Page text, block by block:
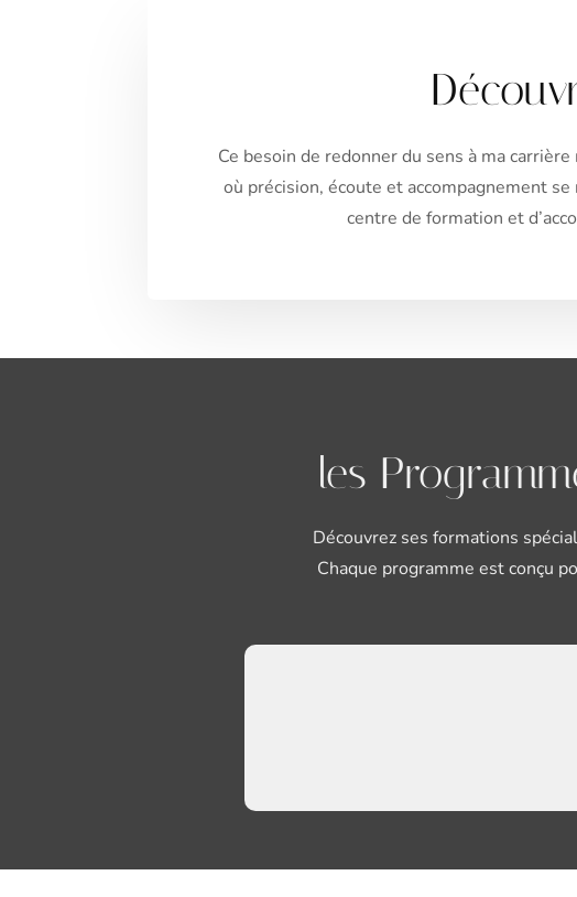
Ce besoin de redonner du sens à ma
où précision, écoute et accompagnement
centre de formation et
les
Découvrez ses formations
Chaque programme est conçu